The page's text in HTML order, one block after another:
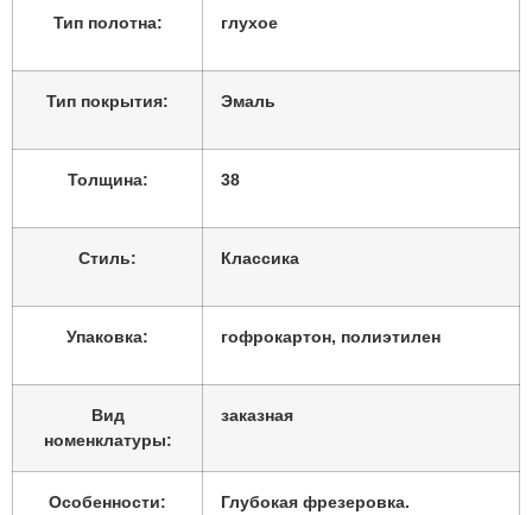
Тип полотна: глухое
Тип покрытия: Эмаль
Толщина: 38
Стиль: Классика
Упаковка: гофрокартон, полиэтилен
Вид
номенклатуры:
заказная
Особенности:
Глубокая фрезеровка.